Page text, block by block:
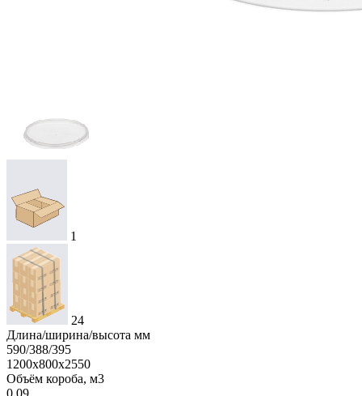
1
24
Длина/ширина/высота мм
590/388/395
1200х800х2550
Объём короба, м3